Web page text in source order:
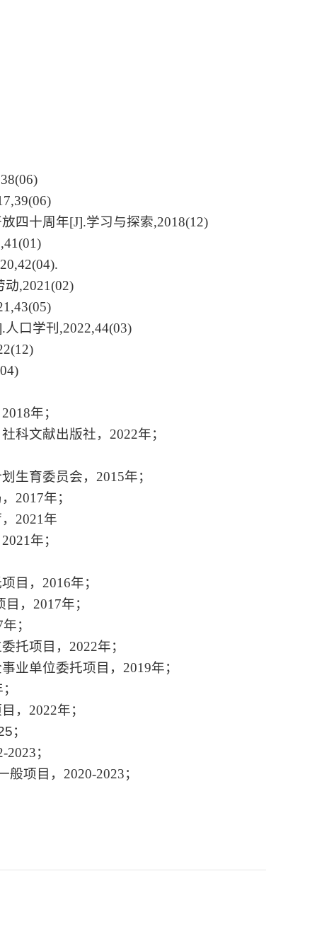
四十周年[J].学习与探索,2018(12)
动,2021(02)
人口学刊 ,2022,44(03)
2018年；
科文献出版社， 2022年；
生育委员会， 2015年；
2017年；
2021 年
2021 年；
目， 2016年；
， 2017年；
年；
托项目， 2022年；
业单位委托项目， 2019年；
， 2022年；
；
2023；
项目， 2020-2023；